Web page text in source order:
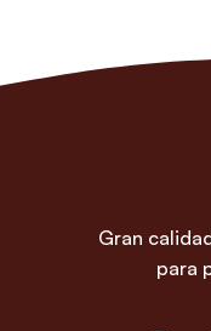
Gran
para